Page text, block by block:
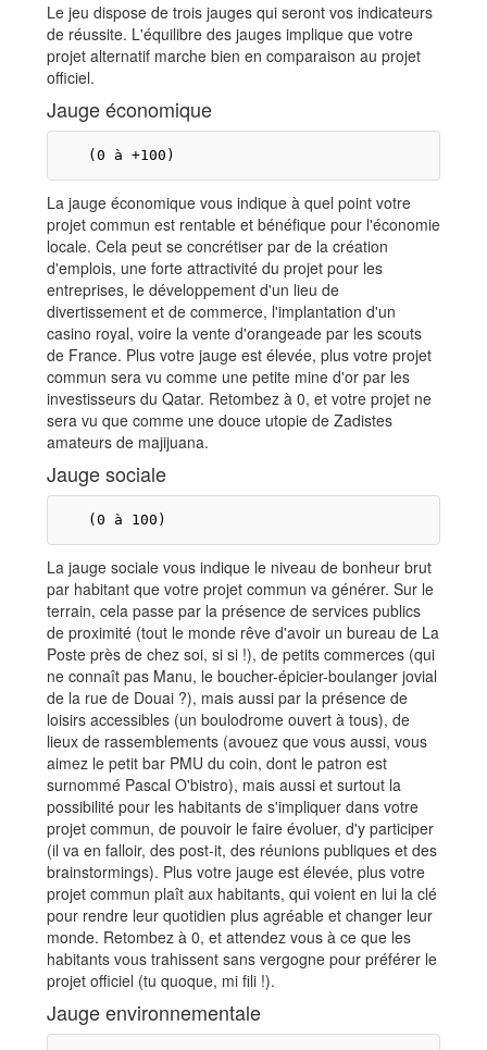
Le jeu dispose de trois jauges qui seront vos indicateurs
de réussite. L'équilibre des jauges implique que votre
projet alternatif marche bien en comparaison au projet
officiel.
Jauge économique
La jauge économique vous indique à quel point votre
projet commun est rentable et bénéfique pour l'économie
locale. Cela peut se concrétiser par de la création
d'emplois, une forte attractivité du projet pour les
entreprises, le développement d'un lieu de
divertissement et de commerce, l'implantation d'un
casino royal, voire la vente d'orangeade par les scouts
de France. Plus votre jauge est élevée, plus votre projet
commun sera vu comme une petite mine d'or par les
investisseurs du Qatar. Retombez à 0, et votre projet ne
sera vu que comme une douce utopie de Zadistes
amateurs de majijuana.
Jauge sociale
La jauge sociale vous indique le niveau de bonheur brut
par habitant que votre projet commun va générer. Sur le
terrain, cela passe par la présence de services publics
de proximité (tout le monde rêve d'avoir un bureau de La
Poste près de chez soi, si si !), de petits commerces (qui
ne connaît pas Manu, le boucher-épicier-boulanger jovial
de la rue de Douai ?), mais aussi par la présence de
loisirs accessibles (un boulodrome ouvert à tous), de
lieux de rassemblements (avouez que vous aussi, vous
aimez le petit bar PMU du coin, dont le patron est
surnommé Pascal O'bistro), mais aussi et surtout la
possibilité pour les habitants de s'impliquer dans votre
projet commun, de pouvoir le faire évoluer, d'y participer
(il va en falloir, des post-it, des réunions publiques et des
brainstormings). Plus votre jauge est élevée, plus votre
projet commun plaît aux habitants, qui voient en lui la clé
pour rendre leur quotidien plus agréable et changer leur
monde. Retombez à 0, et attendez vous à ce que les
habitants vous trahissent sans vergogne pour préférer le
projet officiel (tu quoque, mi fili !).
Jauge environnementale